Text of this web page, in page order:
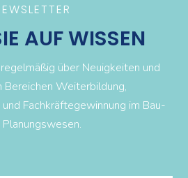
AUF WISSEN
über Neuigkeiten und
Bereichen Weiterbildung,
Fachkräftegewinnung im Bau-
Planungswesen.